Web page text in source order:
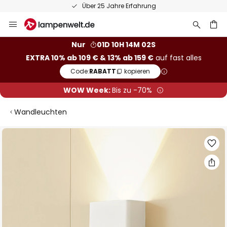
Über 25 Jahre Erfahrung
Inhalt
Nur
01D 10H 14M 02S
EXTRA 10% ab 109 € & 13% ab 159 €auf fast alles
Code:RABATT kopieren
WOW Week:Bis zu -70%
Wandleuchten
Zum